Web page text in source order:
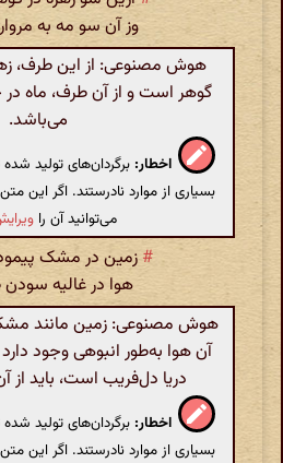
وز آن سو مه به
هوش مصنوعی: از این طرف،
گوهر است و از آن طرف، ماه در
می‌باشد.
اخطار: برگردان‌های تولید
بسیاری از موارد نادرستند. اگر این
می‌توانید آن را
# زمین در مشک
هوا در غالیه
هوش مصنوعی: زمین مانند
آن هوا به‌طور انبوهی وجود
دریا دل‌فریب است، باید از
اخطار: برگردان‌های تولید
بسیاری از موارد نادرستند. اگر این